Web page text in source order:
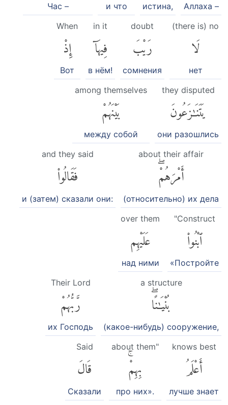
Аллаха –
истина,
и что
Час –
(there is) no
لَا
нет
doubt
رَيْبَ
сомнения
in it
فِيهَآ
в нём!
When
إِذْ
Вот
they disputed
يَتَنَٰزَعُونَ
они разошлись
among themselves
بَيْنَهُمْ
между собой
about their affair
أَمْرَهُمْۖ
(относительно) их дела
and they said
فَقَالُوا۟
и (затем) сказали они:
"Construct
ٱبْنُوا۟
«Постройте
over them
عَلَيْهِم
над ними
a structure
بُنْيَٰنًاۖ
(какое-нибудь) сооружение,
Their Lord
رَّبُّهُمْ
их Господь
knows best
أَعْلَمُ
лучше знает
about them"
بِهِمْۚ
про них».
Said
قَالَ
Сказали